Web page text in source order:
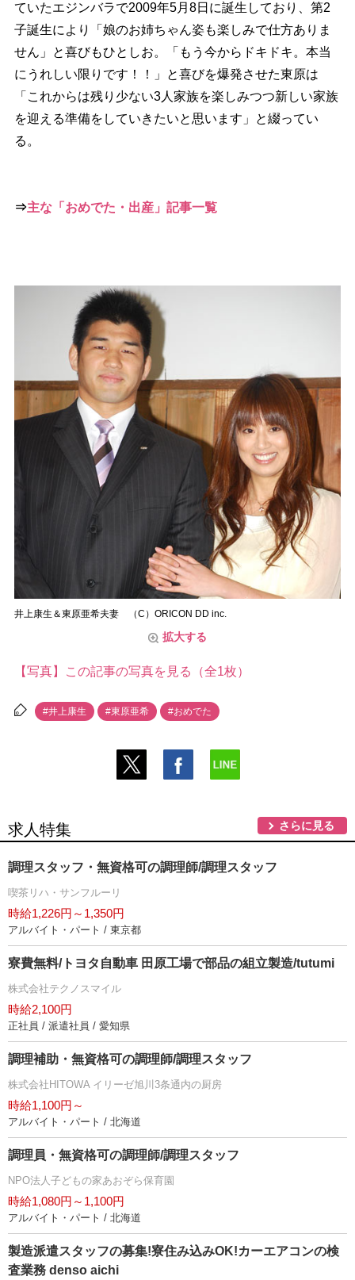
ていたエジンバラで2009年5月8日に誕生しており、第2
子誕生により「娘のお姉ちゃん姿も楽しみで仕方ありま
せん」と喜びもひとしお。「もう今からドキドキ。本当
にうれしい限りです！！」と喜びを爆発させた東原は
「これからは残り少ない3人家族を楽しみつつ新しい家族
を迎える準備をしていきたいと思います」と綴ってい
る。
⇒主な「おめでた・出産」記事一覧
井上康生＆東原亜希夫妻 （C）ORICON DD inc.
拡大する
【写真】この記事の写真を見る（全1枚）
#井上康生 #東原亜希 #おめでた
求人特集 さらに見る
調理スタッフ・無資格可の調理師/調理スタッフ
喫茶リハ・サンフルーリ
時給1,226円～1,350円
アルバイト・パート / 東京都
寮費無料/トヨタ自動車 田原工場で部品の組立製造/tutumi
株式会社テクノスマイル
時給2,100円
正社員 / 派遣社員 / 愛知県
調理補助・無資格可の調理師/調理スタッフ
株式会社HITOWA イリーゼ旭川3条通内の厨房
時給1,100円～
アルバイト・パート / 北海道
調理員・無資格可の調理師/調理スタッフ
NPO法人子どもの家あおぞら保育園
時給1,080円～1,100円
アルバイト・パート / 北海道
製造派遣スタッフの募集!寮住み込みOK!カーエアコンの検
査業務 denso aichi